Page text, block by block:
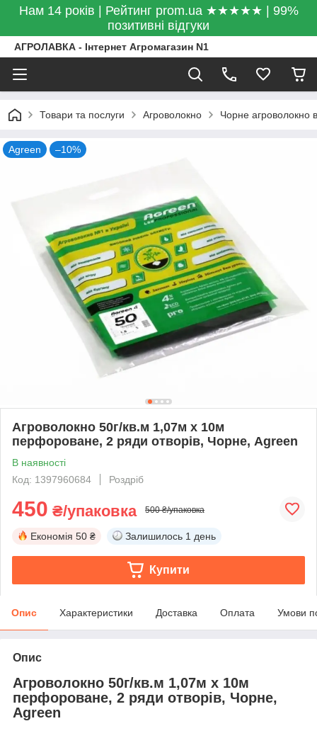
Нам 14 років | Рейтинг prom.ua ★★★★★ | 99%
позитивні відгуки
АГРОЛАВКА - Інтернет Агромагазин N1
Товари та послуги Агроволокно Чорне агроволокно
Agreen –10%
Агроволокно 50г/кв.м 1,07м х 10м
перфороване, 2 ряди отворів, Чорне, Agreen
В наявності
Код: 1397960684
Роздріб
450 ₴/упаковка 500 ₴/упаковка
Економія 50 ₴ Залишилось 1 день
Купити
Опис Характеристики Доставка Оплата Умови
Опис
Агроволокно 50г/кв.м 1,07м х 10м
перфороване, 2 ряди отворів, Чорне,
Agreen